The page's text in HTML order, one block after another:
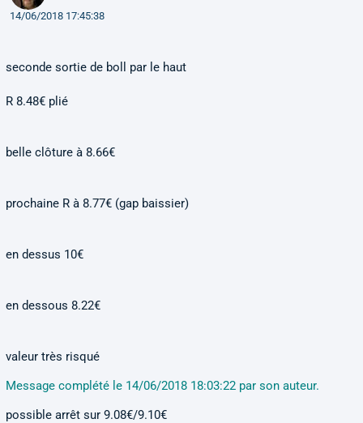
14/06/2018 17:45:38
seconde sortie de boll par le haut
R 8.48€ plié
belle clôture à 8.66€
prochaine R à 8.77€ (gap baissier)
en dessus 10€
en dessous 8.22€
valeur très risqué
Message complété le 14/06/2018 18:03:22 par son auteur.
possible arrêt sur 9.08€/9.10€